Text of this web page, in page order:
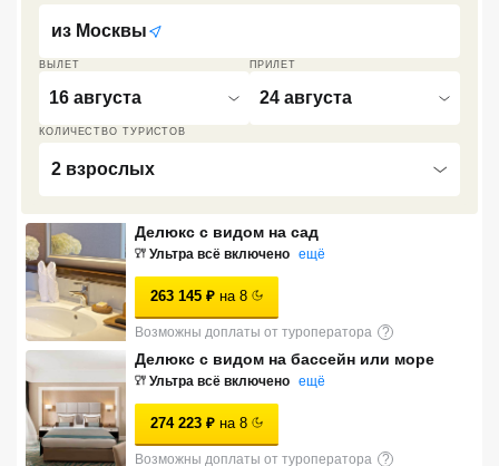
ВЫЛЕТ
16 августа
ПРИЛЕТ
24 августа
КОЛИЧЕСТВО ТУРИСТОВ
2 взрослых
из Москвы
Делюкс с видом на сад
Ультра всё включено ещё
263 145 ₽ на 8
Возможны доплаты от туроператора ?
Делюкс с видом на бассейн или море
Ультра всё включено ещё
274 223 ₽ на 8
Возможны доплаты от туроператора ?
Недорогие отели 4*
Лучшие отели 3* звезды
звезды
Сетевые отели Турции
Сетевые отели Египта
Сетевые отели ОАЭ
Сетевые отели Таиланда